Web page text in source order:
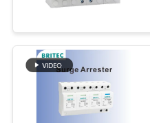
apparaat